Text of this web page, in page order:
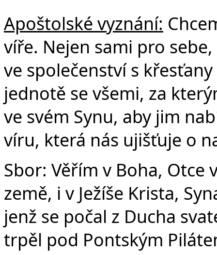
Apoštolské vyznání:
víře. Nejen sami pro
ve společenství s
jednotě se všemi, za
ve svém Synu, aby jim
víru, která nás ujišťuje o
Sbor: Věřím v Boha,
země, i v Ježíše Krista,
jenž se počal z Ducha
trpěl pod Pontským